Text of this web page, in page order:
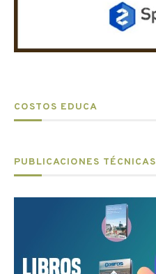
COSTOS EDUCA
PUBLICACIONES TÉCNICAS